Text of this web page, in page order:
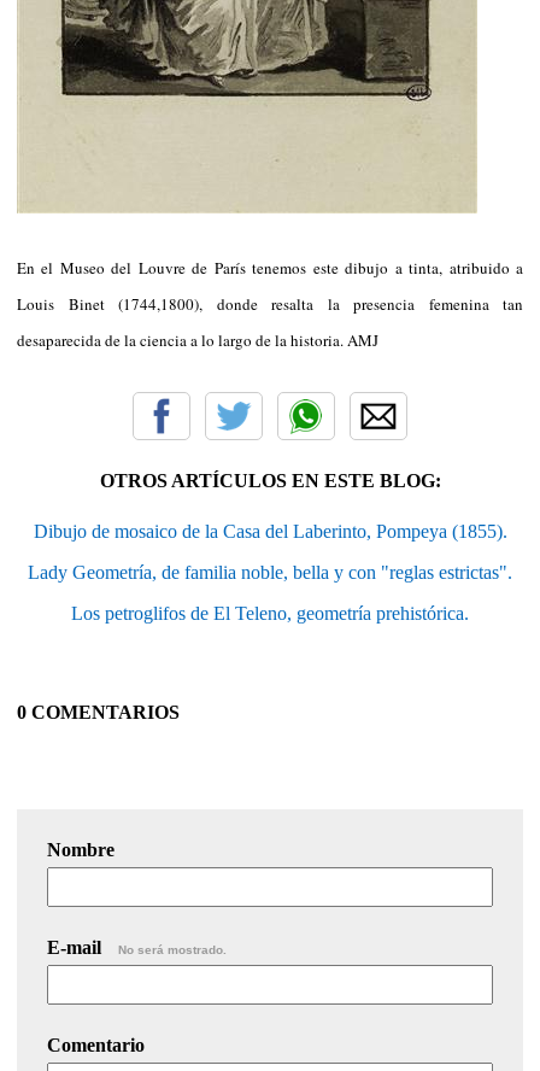
En el Museo del Louvre de París tenemos este dibujo a tinta, atribuido a
Louis Binet (1744,1800), donde resalta la presencia femenina tan
desaparecida de la ciencia a lo largo de la historia. AMJ
OTROS ARTÍCULOS EN ESTE BLOG:
Dibujo de mosaico de la Casa del Laberinto, Pompeya (1855).
Lady Geometría, de familia noble, bella y con "reglas estrictas".
Los petroglifos de El Teleno, geometría prehistórica.
0 COMENTARIOS
Nombre
E-mail No será mostrado.
Comentario